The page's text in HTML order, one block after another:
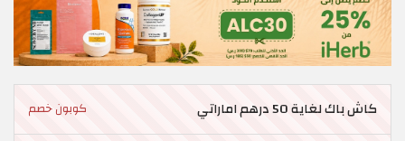
كاش باك لغاية 50 درهم اماراتي كوبون خصم